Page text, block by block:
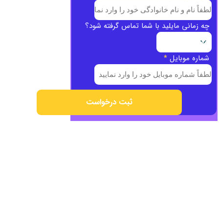
چه زمانی مایلید با شما تماس گرفته شود؟
شماره موبایل *
ثبت درخواست